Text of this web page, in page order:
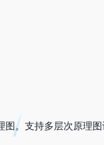
。支持多层次原理